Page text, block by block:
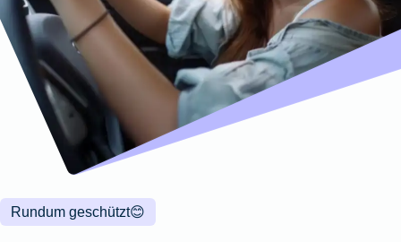
Wohnungsschutzbrief
Zur
Produktübersicht
Gewässerschadenhaftpflicht
Zur
Produktübersicht
Zur
Produktübersicht
Reisehaftpflichtversicherung
Reiserücktrittsversicherung
Zur
Produktübersicht
Zur
Produktübersicht
Zur
Produktübersicht
Zur
Produktübersicht
Montageversicherung
Zur
Produktübersicht
Gruppenunfall für
Betriebe
Gruppenunfall für
Vereine
Produktübersicht
Kunstversicherung
Ausstellungsversicherung
Valorenversicherung
Oldtimersammlungsversicherung
Zur
😊
Rundum geschützt